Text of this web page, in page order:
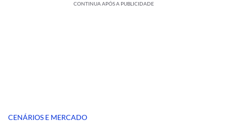
CONTINUA APÓS A PUBLICIDADE
CENÁRIOS E MERCADO